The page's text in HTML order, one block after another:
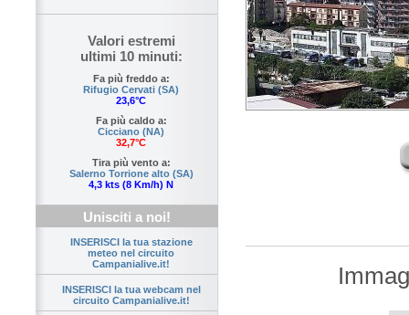
Valori estremi
ultimi 10 minuti:
Fa più freddo a:
Rifugio Cervati (SA)
23,6°C
Fa più caldo a:
Cicciano (NA)
32,7°C
Tira più vento a:
Salerno Torrione alto (SA)
4,3 kts (8 Km/h) N
Unisciti a noi!
INSERISCI la tua stazione
meteo nel circuito
Campanialive.it!
INSERISCI la tua webcam nel
circuito Campanialive.it!